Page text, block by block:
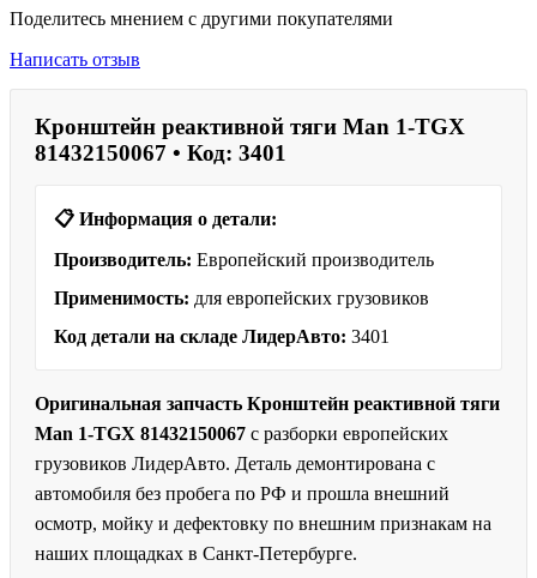
Поделитесь мнением с другими покупателями
Написать отзыв
Кронштейн реактивной тяги Man 1-TGX
81432150067 • Код: 3401
📋 Информация о детали:
Производитель: Европейский производитель
Применимость: для европейских грузовиков
Код детали на складе ЛидерАвто: 3401
Оригинальная запчасть Кронштейн реактивной тяги
Man 1-TGX 81432150067 с разборки европейских
грузовиков ЛидерАвто. Деталь демонтирована с
автомобиля без пробега по РФ и прошла внешний
осмотр, мойку и дефектовку по внешним признакам на
наших площадках в Санкт-Петербурге.